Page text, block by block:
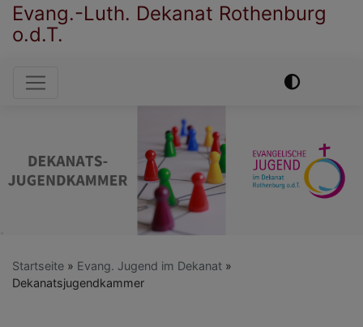
Evang.-Luth. Dekanat Rothenburg
o.d.T.
Hauptnavigation
Startseite
Evang. Jugend im Dekanat
Dekanatsjugendkammer